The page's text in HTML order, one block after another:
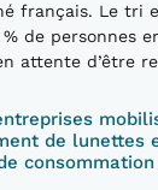
français. Le tri
de personnes
attente d’être
de lunettes